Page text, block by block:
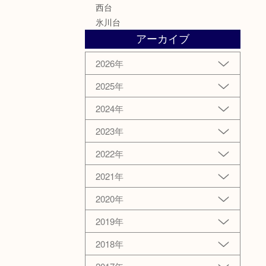
西台
氷川台
アーカイブ
2026年
2025年
2024年
2023年
2022年
2021年
2020年
2019年
2018年